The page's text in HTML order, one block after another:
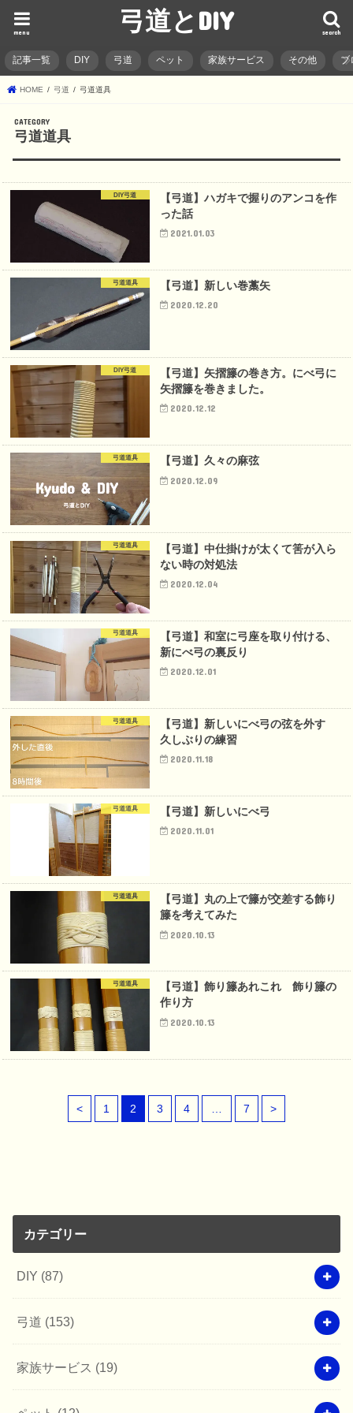
弓道とDIY search
menu
記事一覧 DIY 弓道 ペット 家族サービス その他 ブ
HOME 弓道 弓道道具
弓道道具
DIY弓道
【弓道】ハガキで握りのアンコを作
った話
2021.01.03
弓道道具 【弓道】新しい巻藁矢
2020.12.20
DIY弓道
【弓道】矢摺籐の巻き方。にべ弓に
矢摺籐を巻きました。
2020.12.12
弓道道具 【弓道】久々の麻弦
2020.12.09
弓道道具
【弓道】中仕掛けが太くて筈が入ら
ない時の対処法
2020.12.04
弓道道具
【弓道】和室に弓座を取り付ける、
新にべ弓の裏反り
2020.12.01
弓道道具
【弓道】新しいにべ弓の弦を外す
久しぶりの練習
2020.11.18
弓道道具 【弓道】新しいにべ弓
2020.11.01
弓道道具
【弓道】丸の上で籐が交差する飾り
籐を考えてみた
2020.10.13
弓道道具
【弓道】飾り籐あれこれ 飾り籐の
作り方
2020.10.13
< 1 2 3 4 7 >
カテゴリー
DIY (87)
弓道 (153)
家族サービス (19)